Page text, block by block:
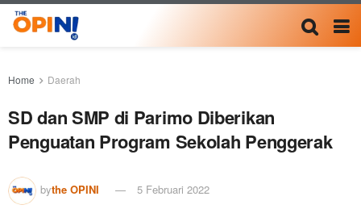
Home Daerah
SD dan SMP di Parimo Diberikan
Penguatan Program Sekolah Penggerak
bythe OPINI
5 Februari 2022